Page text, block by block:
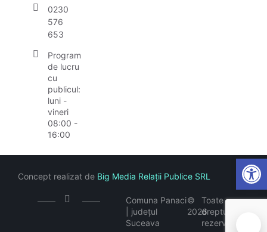
0230
576
653
Program
de lucru
cu
publicul:
luni -
vineri
08:00 -
16:00
Comuna Panaci
| județul
Suceava
©
2026
Toate
drepturile
rezervate
Concept realizat de Big Media Relații Publice SRL